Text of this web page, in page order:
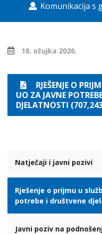
Komunikacija s
18. ožujka 2026.
RJEŠENJE O
UO ZA JAVNE
DJELATNOSTI
Natječaji i javni pozivi
Rješenje o prijmu u
potrebe i društvene
Javni poziv na